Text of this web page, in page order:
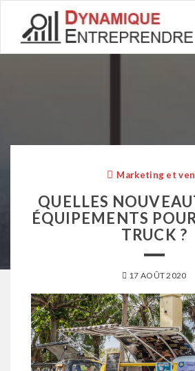
Marketing et
QUELLES
ÉQUIPEMENTS
TRUCK ?
17 AOÛT 2020